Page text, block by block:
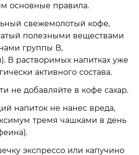
основные правила.
свежемолотый кофе,
полезными веществами
группы В,
В растворимых напитках уже
активного состава.
не добавляйте в кофе сахар.
напиток не нанес вреда,
тремя чашками в день
экспрессо или капучино